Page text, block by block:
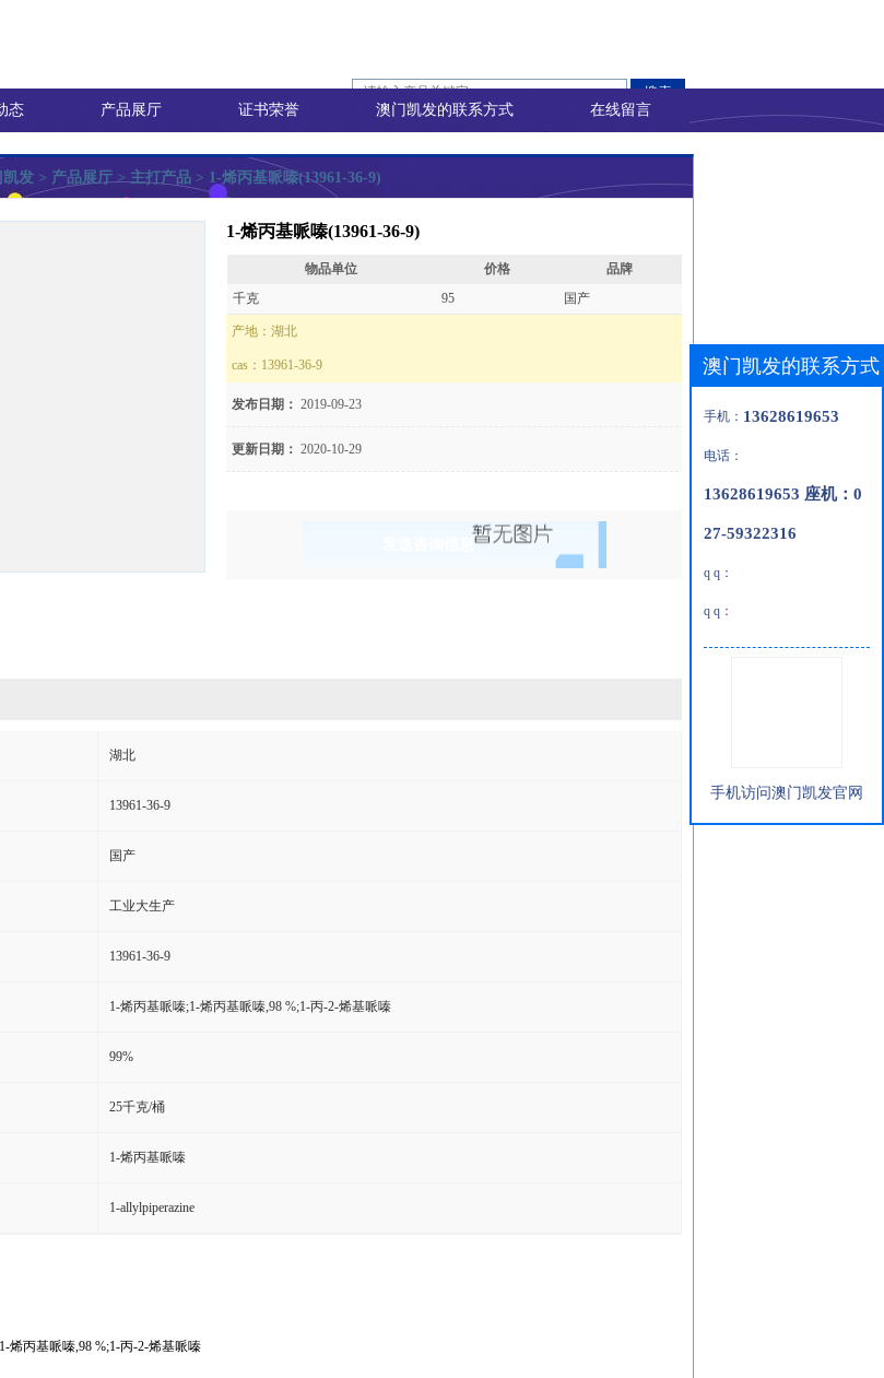
态 产品展厅 证书荣誉 澳门凯发的联系方式 在线留言
凯发 > 产品展厅 >主打产品 > 1-烯丙基哌嗪(13961-36-9)
1-烯丙基哌嗪(13961-36-9)
物品单位 价格
品牌
千克
95 国产
产地：湖北
cas： 13961-36-9
发布日期： 2019-09-23
更新日期： 2020-10-29
湖北
13961-36-9
国产
工业大生产
13961-36-9
1-烯丙基哌嗪;1-烯丙基哌嗪,98 %;1-丙-2-烯基哌嗪
99%
25千克/桶
1-烯丙基哌嗪
1-allylpiperazine
烯丙基哌嗪,98 %;1-丙-2-烯基哌嗪
澳门凯发的联系方式
手机： 13628619653
电话：
13628619653 座机：0
27-59322316
q q：
q q：
手机访问澳门凯发官网